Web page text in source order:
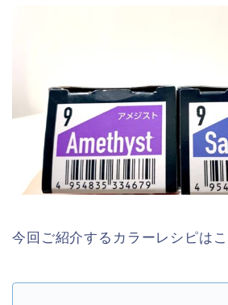
今回ご紹介するカラーレシピはこ